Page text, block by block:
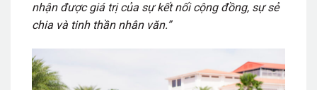
nhận được giá trị của sự kết nối cộng đồng, sự sẻ
chia và tinh thần nhân văn.”